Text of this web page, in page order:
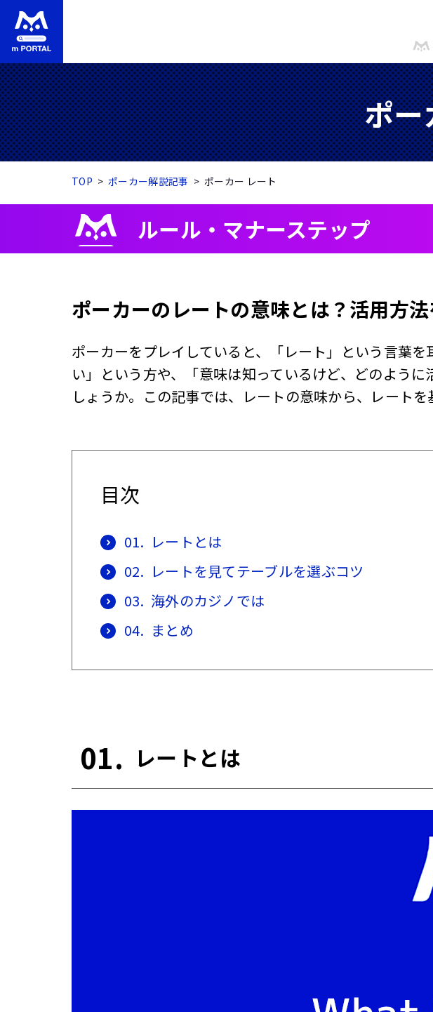
ポー
TOP ポーカー解説記事 ポーカー レート
ルール・マナーステップ
ポーカーのレートの意味とは？活用方
ポーカーをプレイしていると、「レート」という言葉
い」という方や、「意味は知っているけど、どのよう
しょうか。この記事では、レートの意味から、レート
目次
01. レートとは
02. レートを見てテーブルを選ぶコツ
03. 海外のカジノでは
04. まとめ
01. レートとは